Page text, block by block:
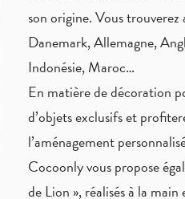
son origine. Vous trouverez
Danemark, Allemagne,
Indonésie, Maroc…
En matière de décoration
d’objets exclusifs et
l’aménagement
Cocoonly vous propose
de Lion », réalisés à la